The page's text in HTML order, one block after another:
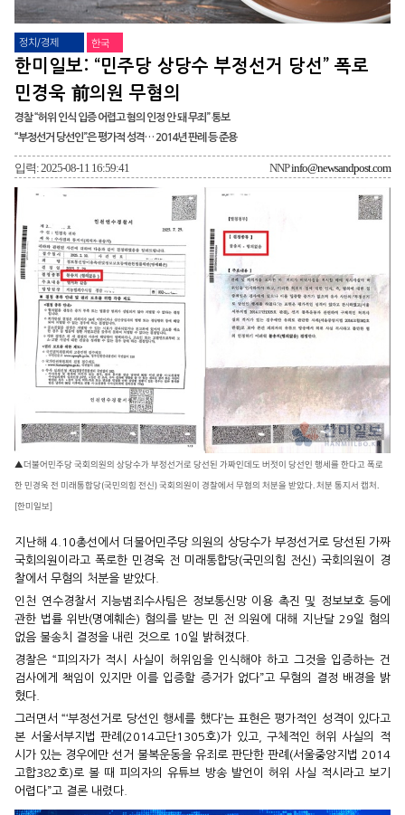
정치/경제 한국
한미일보: “민주당 상당수 부정선거 당선” 폭로
민경욱 前의원 무혐의
경찰 “허위 인식 입증 어렵고 혐의 인정 안 돼 무죄” 통보
“부정선거 당선인”은 평가적 성격… 2014년 판례 등 준용
입력: 2025-08-11 16:59:41 NNPinfo@newsandpost.com
▲더불어민주당 국회의원의 상당수가 부정선거로 당선된 가짜인데도 버젓이 당선인 행세를 한다고 폭로
한 민경욱 전 미래통합당(국민의힘 전신) 국회의원이 경찰에서 무혐의 처분을 받았다. 처분 통지서 캡처.
[한미일보]
지난해 4.10총선에서 더불어민주당 의원의 상당수가 부정선거로 당선된 가짜
국회의원이라고 폭로한 민경욱 전 미래통합당(국민의힘 전신) 국회의원이 경
찰에서 무혐의 처분을 받았다.
인천 연수경찰서 지능범죄수사팀은 정보통신망 이용 촉진 및 정보보호 등에
관한 법률 위반(명예훼손) 혐의를 받는 민 전 의원에 대해 지난달 29일 혐의
없음 불송치 결정을 내린 것으로 10일 밝혀졌다.
경찰은 “피의자가 적시 사실이 허위임을 인식해야 하고 그것을 입증하는 건
검사에게 책임이 있지만 이를 입증할 증거가 없다”고 무혐의 결정 배경을 밝
혔다.
그러면서 “‘부정선거로 당선인 행세를 했다’는 표현은 평가적인 성격이 있다고
본 서울서부지법 판례(2014고단1305호)가 있고, 구체적인 허위 사실의 적
시가 있는 경우에만 선거 불복운동을 유죄로 판단한 판례(서울중앙지법 2014
고합382호)로 볼 때 피의자의 유튜브 방송 발언이 허위 사실 적시라고 보기
어렵다”고 결론 내렸다.